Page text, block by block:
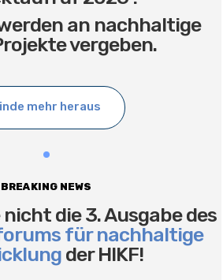
an nachhaltige
vergeben.
mehr heraus
BREAKING NEWS
die 3. Ausgabe des
für nachhaltige
der HIKF!